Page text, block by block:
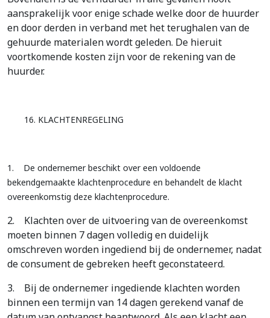
aansprakelijk voor enige schade welke door de huurder
en door derden in verband met het terughalen van de
gehuurde materialen wordt geleden. De hieruit
voortkomende kosten zijn voor de rekening van de
huurder.
16. KLACHTENREGELING
1.
De ondernemer beschikt over een voldoende
bekendgemaakte klachtenprocedure en behandelt de klacht
overeenkomstig deze klachtenprocedure.
2.
Klachten over de uitvoering van de overeenkomst
moeten binnen 7 dagen volledig en duidelijk
omschreven worden ingediend bij de ondernemer, nadat
de consument de gebreken heeft geconstateerd.
3.
Bij de ondernemer ingediende klachten worden
binnen een termijn van 14 dagen gerekend vanaf de